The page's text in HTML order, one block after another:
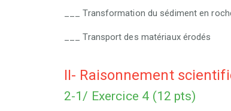
___ Transformation du sédiment en
___ Transport des matériaux érodés
II- Raisonnement
2-1/ Exercice 4 (12 pts)